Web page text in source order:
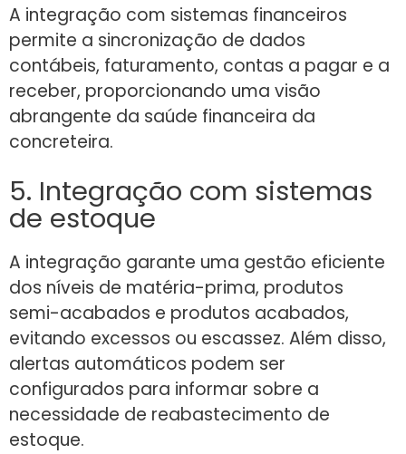
A integração com sistemas financeiros
permite a sincronização de dados
contábeis, faturamento, contas a pagar e a
receber, proporcionando uma visão
abrangente da saúde financeira da
concreteira.
5. Integração com sistemas
de estoque
A integração garante uma gestão eficiente
dos níveis de matéria-prima, produtos
semi-acabados e produtos acabados,
evitando excessos ou escassez. Além disso,
alertas automáticos podem ser
configurados para informar sobre a
necessidade de reabastecimento de
estoque.